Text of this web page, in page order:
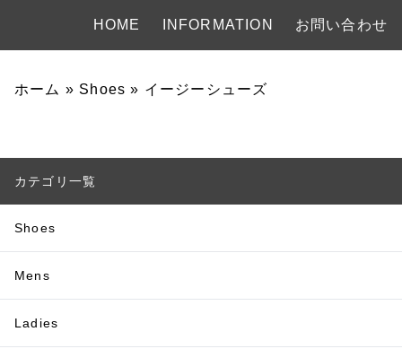
HOME INFORMATION お問い合わせ
ホーム » Shoes » イージーシューズ
カテゴリ一覧
Shoes
Mens
Ladies